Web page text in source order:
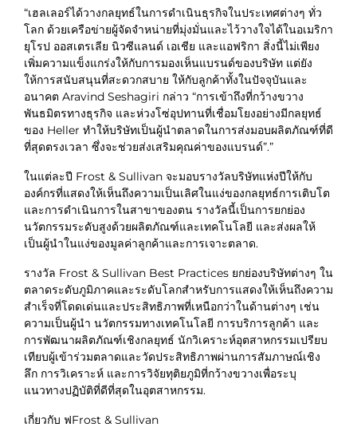
“เฮลเลอร์ได้วางกลยุทธ์ในการดำเนินธุรกิจในประเทศต่างๆ ทั่ว
โลก ด้วยเครือข่ายผู้จัดจำหน่ายที่มุ่งมั่นและไว้วางใจได้ในอเมริกา
ยุโรป ออสเตรเลีย นิวซีแลนด์ เอเชีย และแอฟริกา สิ่งนี้ไม่เพียง
เพิ่มความแข็งแกร่งให้กับการมองเห็นแบรนด์ของบริษัท แต่ยัง
ให้การสนับสนุนที่สะดวกสบาย ให้กับลูกค้าทั้งในปัจจุบันและ
อนาคต Aravind Seshagiri กล่าว “การเข้าถึงที่กว้างขวาง
พันธมิตรทางธุรกิจ และห่วงโซ่อุปทานที่เชื่อมโยงอย่างมีกลยุทธ์
ของ Heller ทำให้บริษัทเป็นผู้นำตลาดในการส่งมอบผลิตภัณฑ์ที่ดี
ที่สุดตรงเวลา ซึ่งจะช่วยส่งเสริมคุณค่าของแบรนด์”.”
ในแต่ละปี Frost & Sullivan จะมอบรางวัลบริษัทแห่งปีให้กับ
องค์กรที่แสดงให้เห็นถึงความเป็นเลิศในแง่ของกลยุทธ์การเติบโต
และการดำเนินการในสาขาของตน รางวัลนี้เป็นการยกย่อง
นวัตกรรมระดับสูงด้วยผลิตภัณฑ์และเทคโนโลยี และส่งผลให้
เป็นผู้นำในแง่ของมูลค่าลูกค้าและการเจาะตลาด.
รางวัล Frost & Sullivan Best Practices ยกย่องบริษัทต่างๆ ใน
ตลาดระดับภูมิภาคและระดับโลกสำหรับการแสดงให้เห็นถึงความ
สำเร็จที่โดดเด่นและประสิทธิภาพที่เหนือกว่าในด้านต่างๆ เช่น
ความเป็นผู้นำ นวัตกรรมทางเทคโนโลยี การบริการลูกค้า และ
การพัฒนาผลิตภัณฑ์เชิงกลยุทธ์ นักวิเคราะห์อุตสาหกรรมเปรียบ
เทียบผู้เข้าร่วมตลาดและวัดประสิทธิภาพผ่านการสัมภาษณ์เชิง
ลึก การวิเคราะห์ และการวิจัยทุติยภูมิที่กว้างขวางเพื่อระบุ
แนวทางปฏิบัติที่ดีที่สุดในอุตสาหกรรม.
เกี่ยวกับ ฟFrost & Sullivan